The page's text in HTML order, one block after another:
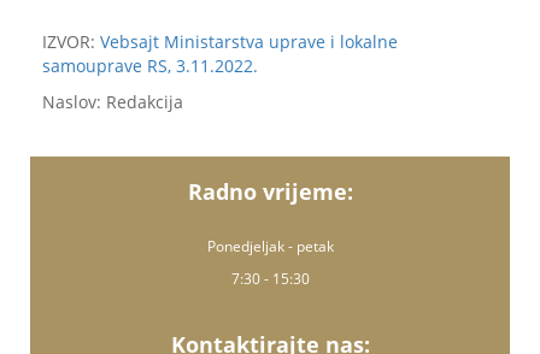
IZVOR: Vebsajt Ministarstva uprave i lokalne
samouprave RS, 3.11.2022.
Naslov: Redakcija
Radno vrijeme:
Ponedjeljak - petak
7:30 - 15:30
Kontaktirajte nas: